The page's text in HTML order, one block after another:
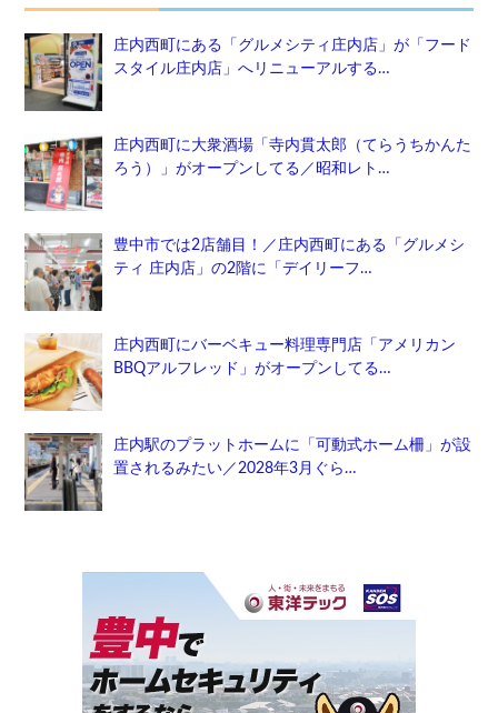
庄内西町にある「グルメシティ庄内店」が「フード
スタイル庄内店」へリニューアルする…
庄内西町に大衆酒場「寺内貫太郎（てらうちかんた
ろう）」がオープンしてる／昭和レト…
豊中市では2店舗目！／庄内西町にある「グルメシ
ティ 庄内店」の2階に「デイリーフ…
庄内西町にバーベキュー料理専門店「アメリカン
BBQアルフレッド」がオープンしてる…
庄内駅のプラットホームに「可動式ホーム柵」が設
置されるみたい／2028年3月ぐら…